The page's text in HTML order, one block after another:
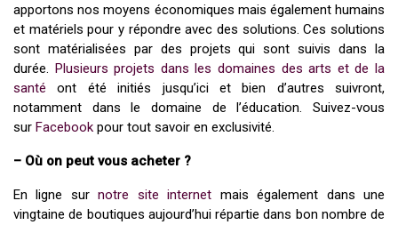
apportons nos moyens économiques mais également humains
et matériels pour y répondre avec des solutions. Ces solutions
sont matérialisées par des projets qui sont suivis dans la
durée. Plusieurs projets dans les domaines des arts et de la
santé ont été initiés jusqu’ici et bien d’autres suivront,
notamment dans le domaine de l’éducation. Suivez-vous
sur Facebook pour tout savoir en exclusivité.
– Où on peut vous acheter ?
En ligne surnotre site internet mais également dans une
vingtaine de boutiques aujourd’hui répartie dans bon nombre de